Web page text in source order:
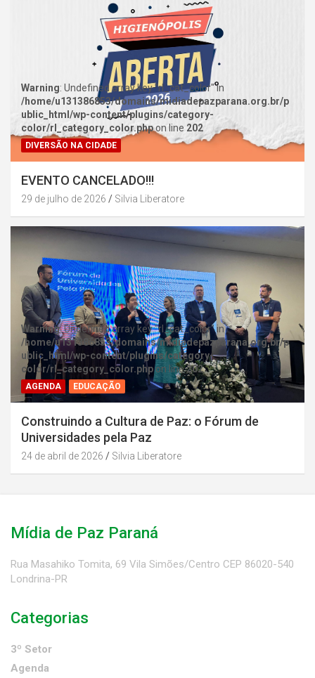
Warning: Undefined array key "rl_cat_color" in
/home/u131386853/domains/midiadepazparana.org.br/p
ublic_html/wp-content/plugins/category-
color/rl_category_color.phpon line 202
DIVERSÃO NA CIDADE
EVENTO CANCELADO!!!
29 de julho de 2026 Silvia Liberatore
Warning: Undefined array key "rl_cat_color" in
/home/u131386853/domains/midiadepazparana.org.br/p
ublic_html/wp-content/plugins/category-
color/rl_category_color.phpon line202
AGENDA EDUCAÇÃO
Construindo a Cultura de Paz: o Fórum de
Universidades pela Paz
24 de abril de 2026 Silvia Liberatore
Mídia de Paz Paraná
Rua Masahiko Tomita, 69 Vila Simões/Centro CEP 86020-540
Londrina-PR
Categorias
3º Setor
Agenda